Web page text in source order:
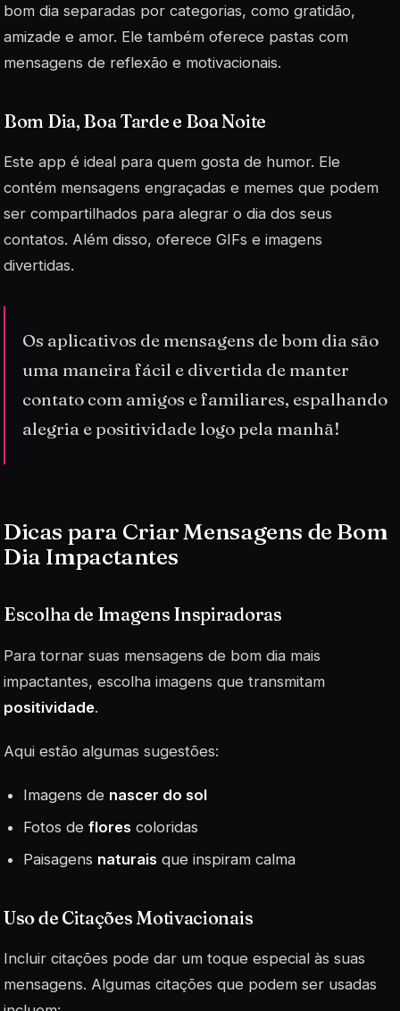
bom dia separadas por categorias, como gratidão,
amizade e amor. Ele também oferece pastas com
mensagens de reflexão e motivacionais.
Bom Dia, Boa Tarde e Boa Noite
Este app é ideal para quem gosta de humor. Ele
contém mensagens engraçadas e memes que podem
ser compartilhados para alegrar o dia dos seus
contatos. Além disso, oferece GIFs e imagens
divertidas.
Os aplicativos de mensagens de bom dia são
uma maneira fácil e divertida de manter
contato com amigos e familiares, espalhando
alegria e positividade logo pela manhã!
Dicas para Criar Mensagens de Bom
Dia Impactantes
Escolha de Imagens Inspiradoras
Para tornar suas mensagens de bom dia mais
impactantes, escolha imagens que transmitam
positividade.
Aqui estão algumas sugestões:
Imagens de nascer do sol
Fotos deflores coloridas
Paisagens naturais que inspiram calma
Uso de Citações Motivacionais
Incluir citações pode dar um toque especial às suas
mensagens. Algumas citações que podem ser usadas